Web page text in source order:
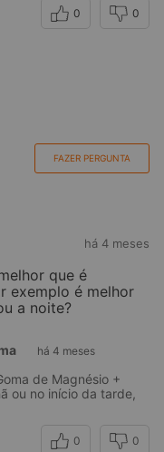
0 0
FAZER PERGUNTA
há 4 meses
que é
exemplo é melhor
a noite?
há 4 meses
de Magnésio +
ou no início da tarde,
0 0